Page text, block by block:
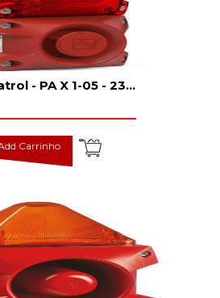
- PA X 1-05 - 23...
Carrinho